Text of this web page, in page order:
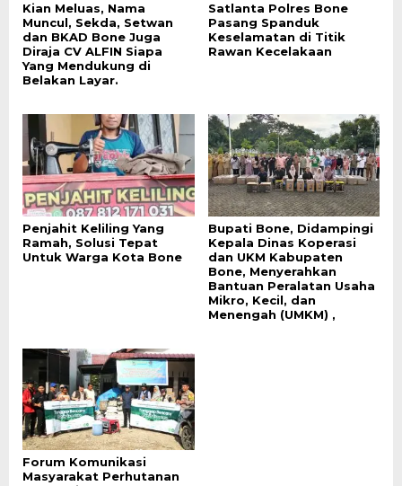
Kian Meluas, Nama
Muncul, Sekda, Setwan
dan BKAD Bone Juga
Diraja CV ALFIN Siapa
Yang Mendukung di
Belakan Layar.
Satlanta Polres Bone
Pasang Spanduk
Keselamatan di Titik
Rawan Kecelakaan
Penjahit Keliling Yang
Ramah, Solusi Tepat
Untuk Warga Kota Bone
Bupati Bone, Didampingi
Kepala Dinas Koperasi
dan UKM Kabupaten
Bone, Menyerahkan
Bantuan Peralatan Usaha
Mikro, Kecil, dan
Menengah (UMKM) ,
Forum Komunikasi
Masyarakat Perhutanan